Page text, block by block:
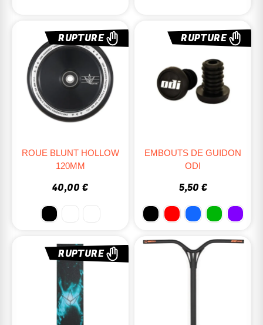
RUPTURE
ROUE BLUNT HOLLOW
120MM
40,00 €
RUPTURE
EMBOUTS DE GUIDON
ODI
5,50 €
RUPTURE